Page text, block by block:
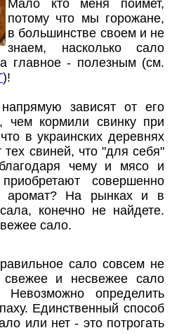
Мало кто меня поймет,
потому что мы горожане,
в большинстве своем и не
знаем, насколько сало
главное - полезным (см.
)!
зависят от его
чем кормили свинку при
в украинских деревнях
свиней, что "для себя"
чему и мясо и
совершенно
аромат? На рынках и в
конечно не найдете.
сало.
сало совсем не
и несвежее сало
Невозможно определить
Единственный способ
или нет - это потрогать